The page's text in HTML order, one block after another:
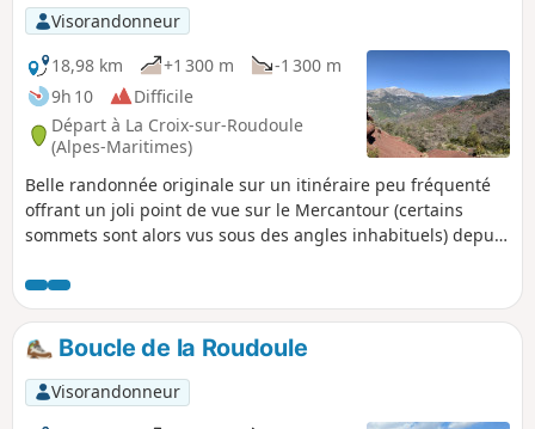
Visorandonneur
18,98 km
+1 300 m
-1 300 m
9h 10
Difficile
Départ à La Croix-sur-Roudoule
(Alpes-Maritimes)
Belle randonnée originale sur un itinéraire peu fréquenté
offrant un joli point de vue sur le Mercantour (certains
sommets sont alors vus sous des angles inhabituels) depuis
idéale pour parcourir ce circuit avec les genêts en fleurs.
L'itinéraire emprunte une probable ancienne voie romaine
(chemin pavé) à travers les terres rouges remontant des
gorges de Daluis.
Boucle de la Roudoule
Visorandonneur